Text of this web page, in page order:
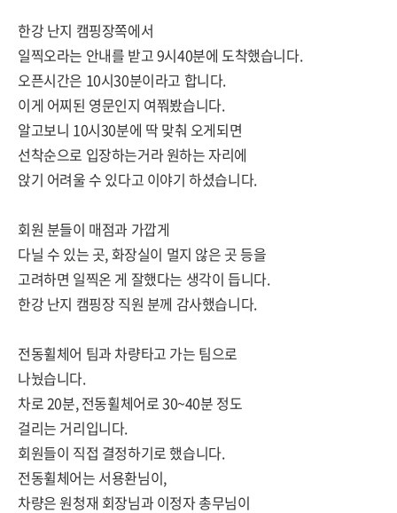
한강 난지 캠핑장쪽에서
일찍오라는 안내를 받고 9시40분에 도착했습니다.
오픈시간은 10시30분이라고 합니다.
이게 어찌된 영문인지 여쭤봤습니다.
알고보니 10시30분에 딱 맞춰 오게되면
선착순으로 입장하는거라 원하는 자리에
앉기 어려울 수 있다고 이야기 하셨습니다.
회원 분들이 매점과 가깝게
다닐 수 있는 곳, 화장실이 멀지 않은 곳 등을
고려하면 일찍온 게 잘했다는 생각이 듭니다.
한강 난지 캠핑장 직원 분께 감사했습니다.
전동휠체어 팀과 차량타고 가는 팀으로
나눴습니다.
차로 20분, 전동휠체어로 30~40분 정도
걸리는 거리입니다.
회원들이 직접 결정하기로 했습니다.
전동휠체어는 서용환님이,
차량은 원청재 회장님과 이정자 총무님이